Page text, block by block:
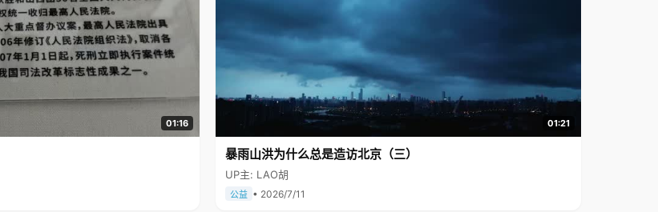
01:16 01:21
暴雨山洪为什么总是造访北京（三）
UP主: LAO胡
公益 • 2026/7/11